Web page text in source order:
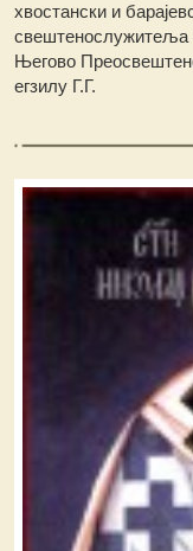
хвостански и
свештенослужитеља
Његово
егзилу Г.Г.